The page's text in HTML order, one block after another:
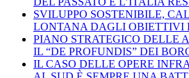
SVILUPPO SOSTENIBILE,
LONTANA DAGLI OBIETTIVI
PIANO STRATEGICO DELLE
IL “DE PROFUNDIS” DEI
IL CASO DELLE OPERE